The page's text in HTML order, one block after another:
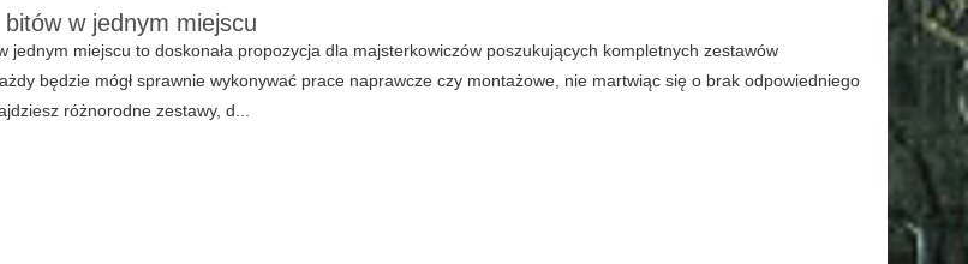
w jednym miejscu
jednym miejscu to doskonała propozycja dla majsterkowiczów poszukujących kompletnych zestawów
będzie mógł sprawnie wykonywać prace naprawcze czy montażowe, nie martwiąc się o brak odpowiedniego
różnorodne zestawy, d...